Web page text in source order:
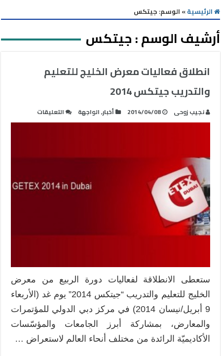
الرئيسية» الوسم: جيتكس
أرشيف الوسم :جيتكس
انطلاق فعاليات معرض الخليج للتعليم
والتدريب جيتكس 2014
نجيب زوحى 2014/04/08 أخبار,الواجهة التعليقات
انطلاق
الخليج
والتدريب
جيتكس
ستعطى الانطلاقة لفعاليات دورة الربيع من معرض
الخليج للتعليم والتدريب “جيتكس 2014” يوم غد (الأربعاء
9 أبريل/نيسان 2014) في مركز دبي الدولي للمؤتمرات
والمعارض، بمشاركة أبرز الجامعات والمؤسّسات
الأكاديميّة الرائدة من مختلف أنحاء العالم لاستعراض …